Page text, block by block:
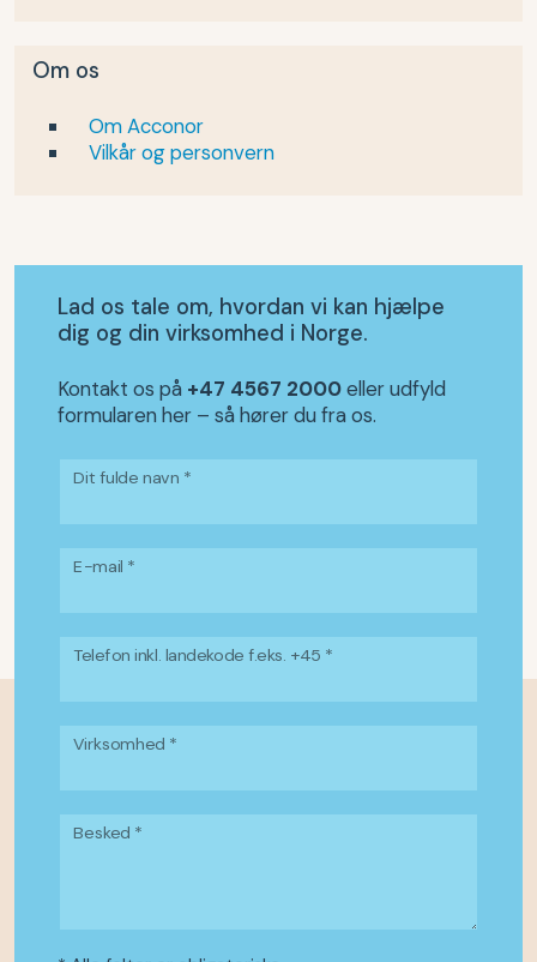
Om os
Om Acconor
Vilkår og personvern
Lad os tale om, hvordan vi kan hjælpe
dig og din virksomhed i Norge.
Kontakt os på +47 4567 2000eller udfyld
formularen her – så hører du fra os.
Dit fulde navn *
E-mail *
Telefon inkl. landekode f.eks. +45 *
Virksomhed *
Besked *